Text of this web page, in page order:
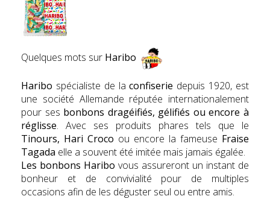
Quelques mots sur Haribo
Haribo spécialiste de laconfiserie depuis 1920, est
une société Allemande réputée internationalement
pour ses bonbons dragéifiés, gélifiés ou encore à
réglisse. Avec ses produits phares tels que le
Tinours, Hari Croco ou encore la fameuse Fraise
Tagada elle a souvent été imitée mais jamais égalée.
Les bonbons Haribo vous assureront un instant de
bonheur et de convivialité pour de multiples
occasions afin de les déguster seul ou entre amis.